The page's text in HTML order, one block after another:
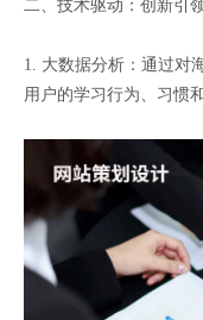
二、技术驱动：创新引
1. 大数据分析：通过对
用户的学习行为、习惯